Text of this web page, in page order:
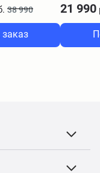
38 990
заказ
21 990